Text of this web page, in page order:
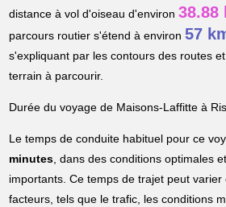
distance à vol d'oiseau d'environ38.88
parcours routier s'étend à environ57
s'expliquant par les contours des routes
terrain à parcourir.
Durée du voyage de Maisons-Laffitte à
Le temps de conduite habituel pour ce
minutes, dans des conditions optimales
importants. Ce temps de trajet peut
facteurs, tels que le trafic, les conditions